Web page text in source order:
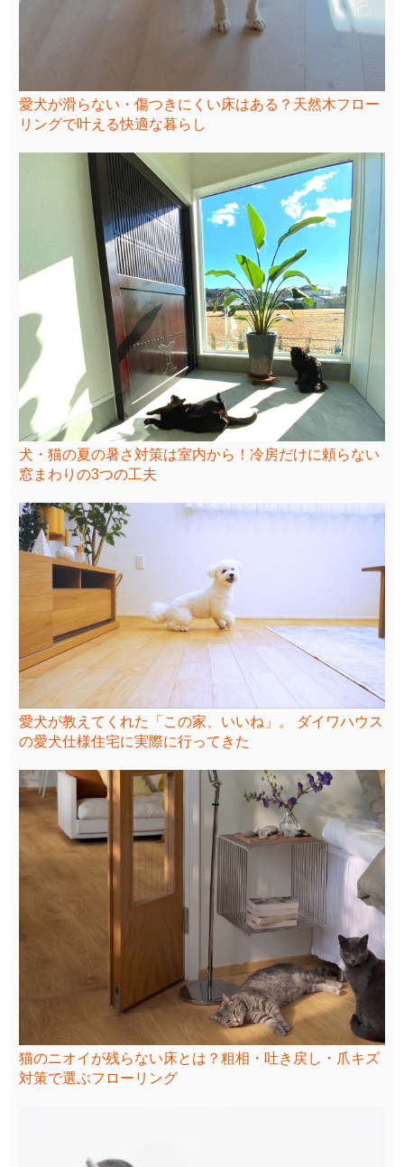
愛犬が滑らない・傷つきにくい床はある？天然木フロー
リングで叶える快適な暮らし
犬・猫の夏の暑さ対策は室内から！冷房だけに頼らない
窓まわりの3つの工夫
愛犬が教えてくれた「この家、いいね」。 ダイワハウス
の愛犬仕様住宅に実際に行ってきた
猫のニオイが残らない床とは？粗相・吐き戻し・爪キズ
対策で選ぶフローリング